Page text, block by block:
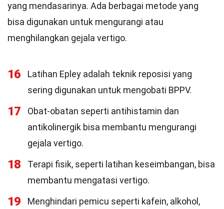
yang mendasarinya. Ada berbagai metode yang
bisa digunakan untuk mengurangi atau
menghilangkan gejala vertigo.
16
Latihan Epley adalah teknik reposisi yang
sering digunakan untuk mengobati BPPV.
17
Obat-obatan seperti antihistamin dan
antikolinergik bisa membantu mengurangi
gejala vertigo.
18
Terapi fisik, seperti latihan keseimbangan, bisa
membantu mengatasi vertigo.
19
Menghindari pemicu seperti kafein, alkohol,